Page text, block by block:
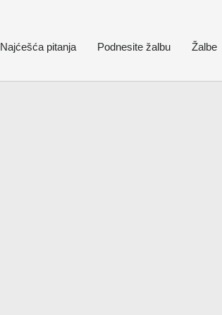
Najćešća pitanja Podnesite žalbu Žalbe